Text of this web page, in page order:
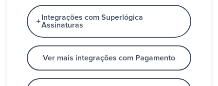
Integrações com Superlógica
Assinaturas
Ver mais integrações com Pagamento